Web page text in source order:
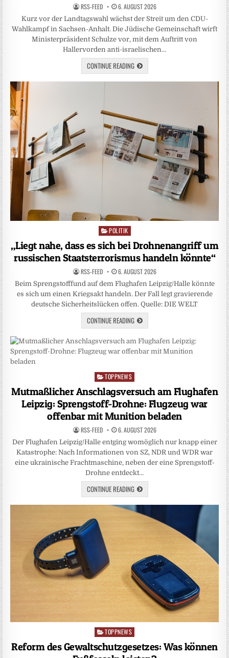
RSS-FEED 6. AUGUST 2026
Kurz vor der Landtagswahl wächst der Streit um den CDU-
Wahlkampf in Sachsen-Anhalt. Die Jüdische Gemeinschaft wirft
Ministerpräsident Schulze vor, mit dem Auftritt von
Hallervorden anti-israelischen…
CONTINUE READING
Posted
in
POLITIK
„Liegt nahe, dass es sich bei Drohnenangriff um
russischen Staatsterrorismus handeln könnte“
RSS-FEED 6. AUGUST 2026
Beim Sprengstofffund auf dem Flughafen Leipzig/Halle könnte
es sich um einen Kriegsakt handeln. Der Fall legt gravierende
deutsche Sicherheitslücken offen. Quelle: DIE WELT
CONTINUE READING
Posted
in
TOPPNEWS
Mutmaßlicher Anschlagsversuch am Flughafen
Leipzig: Sprengstoff-Drohne: Flugzeug war
offenbar mit Munition beladen
RSS-FEED 6. AUGUST 2026
Der Flughafen Leipzig/Halle entging womöglich nur knapp einer
Katastrophe: Nach Informationen von SZ, NDR und WDR war
eine ukrainische Frachtmaschine, neben der eine Sprengstoff-
Drohne entdeckt…
CONTINUE READING
Posted
TOPPNEWS
Reform des Gewaltschutzgesetzes: Was können